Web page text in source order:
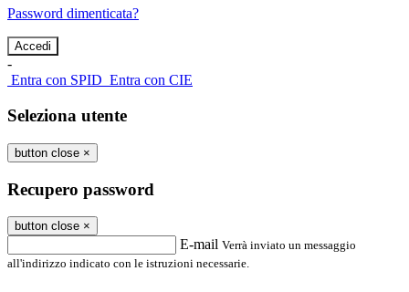
Password dimenticata?
-
Entra con SPID Entra con CIE
Seleziona utente
button close ×
Recupero password
button close ×
E-mail Verrà inviato un messaggio
all'indirizzo indicato con le istruzioni necessarie.